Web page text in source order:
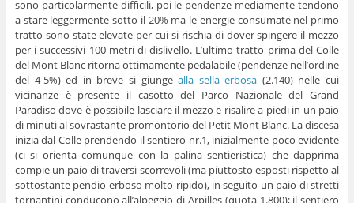
sono particolarmente difficili, poi le pendenze mediamente tendono
a stare leggermente sotto il 20% ma le energie consumate nel primo
tratto sono state elevate per cui si rischia di dover spingere il mezzo
per i successivi 100 metri di dislivello. L’ultimo tratto prima del Colle
del Mont Blanc ritorna ottimamente pedalabile (pendenze nell’ordine
del 4-5%) ed in breve si giungealla sella erbosa (2.140) nelle cui
vicinanze è presente il casotto del Parco Nazionale del Grand
Paradiso dove è possibile lasciare il mezzo e risalire a piedi in un paio
di minuti al sovrastante promontorio del Petit Mont Blanc. La discesa
inizia dal Colle prendendo il sentiero nr.1, inizialmente poco evidente
(ci si orienta comunque con la palina sentieristica) che dapprima
compie un paio di traversi scorrevoli (ma piuttosto esposti rispetto al
sottostante pendio erboso molto ripido), in seguito un paio di stretti
tornantini conducono all’alpeggio di Arpilles (quota 1.800); il sentiero